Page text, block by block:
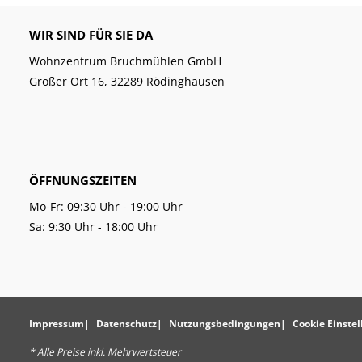
WIR SIND FÜR SIE DA
Wohnzentrum Bruchmühlen GmbH
Großer Ort 16, 32289 Rödinghausen
ÖFFNUNGSZEITEN
Mo-Fr: 09:30 Uhr - 19:00 Uhr
Sa: 9:30 Uhr - 18:00 Uhr
Impressum Datenschutz Nutzungsbedingungen Cookie
* Alle Preise inkl. Mehrwertsteuer